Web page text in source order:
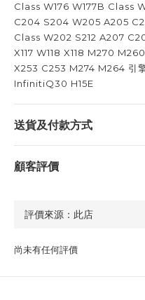
Class W176 W177B Class
C204 S204 W205 A205
Class W202 S212 A207
X117 W118 X118 M270
X253 C253 M274 M264 引
InfinitiQ30 H15E
送貨及付款方式
顧客評價
尚未有任何評價